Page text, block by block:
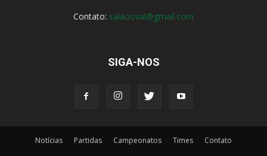
Contato: salaooval@gmail.com
SIGA-NOS
Notícias Partidas Campeonatos Times Contato